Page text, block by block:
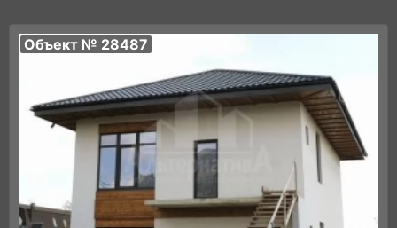
Объект № 28487